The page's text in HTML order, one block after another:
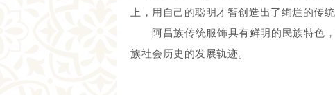
上，用自己的聪明才智创造出了绚烂的传
阿昌族传统服饰具有鲜明的民族特色，
族社会历史的发展轨迹。